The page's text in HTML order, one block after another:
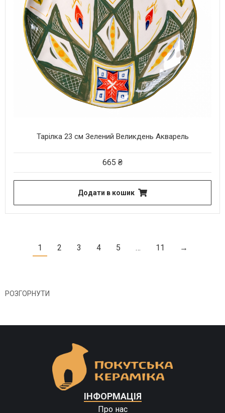
Тарілка 23 см Зелений Великдень Акварель
665 ₴
Додати в кошик
1 2 3 4 5 … 11 →
РОЗГОРНУТИ
ІНФОРМАЦІЯ
Про нас